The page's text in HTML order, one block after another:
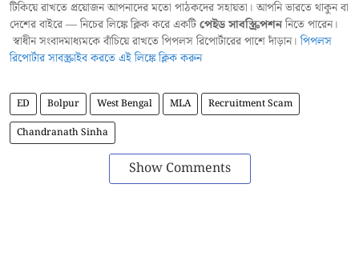
টিকিয়ে রাখতে প্রয়োজন আপনাদের মতো পাঠকদের সহায়তা। আপনি ভারতে থাকুন বা
দেশের বাইরে — নিচের লিঙ্কে ক্লিক করে একটিপেইড সাবস্ক্রিপশননিতে পারেন।
স্বাধীন সংবাদমাধ্যমকে বাঁচিয়ে রাখতে পিপলস রিপোর্টারের পাশে দাঁড়ান।পিপলস
রিপোর্টার সাবস্ক্রাইব করতে এই লিঙ্কে ক্লিক করুন
ED Bolpur West Bengal MLA
Recruitment Scam
Chandranath Sinha
Show Comments